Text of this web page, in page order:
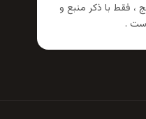
، فقط با ذکر منبع و
.